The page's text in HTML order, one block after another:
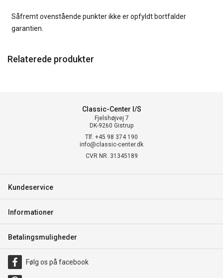
Såfremt ovenstående punkter ikke er opfyldt bortfalder
garantien.
Relaterede produkter
Classic-Center I/S
Fjelshøjvej 7
DK-9260 Gistrup
Tlf. +45 98 374 190
info@classic-center.dk
CVR NR. 31345189
Kundeservice
Informationer
Betalingsmuligheder
Følg os på facebook